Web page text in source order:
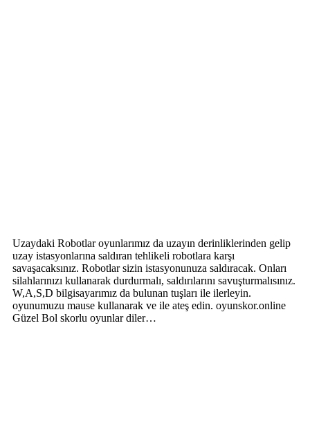
Uzaydaki Robotlar oyunlarımız da uzayın derinliklerinden gelip
uzay istasyonlarına saldıran tehlikeli robotlara karşı
savaşacaksınız. Robotlar sizin istasyonunuza saldıracak. Onları
silahlarınızı kullanarak durdurmalı, saldırılarını savuşturmalısınız.
W,A,S,D bilgisayarımız da bulunan tuşları ile ilerleyin.
oyunumuzu mause kullanarak ve ile ateş edin. oyunskor.online
Güzel Bol skorlu oyunlar diler…